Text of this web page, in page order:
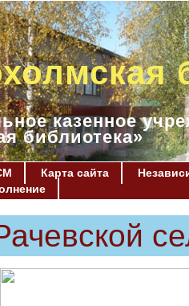
казенное
библиотека»
Карта сайта